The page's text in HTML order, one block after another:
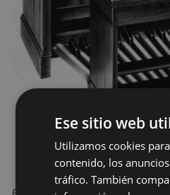
Ese sitio web
Utilizamos cookies
contenido, los
tráfico. También